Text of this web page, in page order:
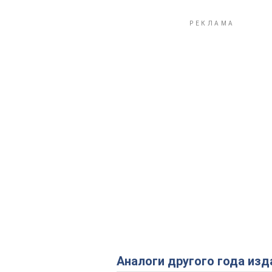
Аналоги другого года